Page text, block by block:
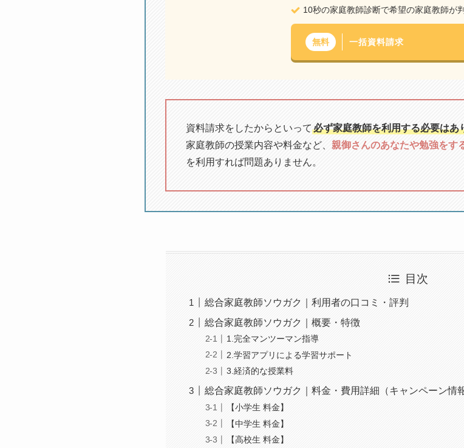
10秒の家庭教師診断で希望の家庭教師が
無料 一括資料請求
資料請求をしたからといって 必ず家庭教師を利用する必要はあ
家庭教師の授業内容や料金など、 親御さんのあなたや勉強をす
を利用すれば問題ありません。
目次
総合家庭教師ソウガク｜利用者の口コミ・評判
総合家庭教師ソウガク｜概要・特徴
1.完全マンツーマン指導
2.学習アプリによる学習サポート
3.経済的な授業料
総合家庭教師ソウガク｜料金・費用詳細（キャンペーン情報
【小学生 料金】
【中学生 料金】
【高校生 料金】